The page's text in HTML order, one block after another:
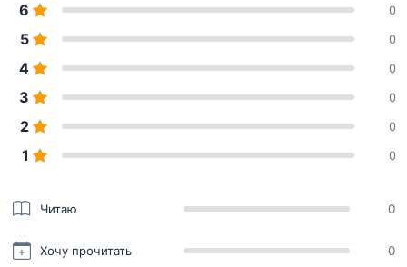
6 0
5 0
4 0
3 0
2 0
1 0
Читаю 0
Хочу прочитать 0